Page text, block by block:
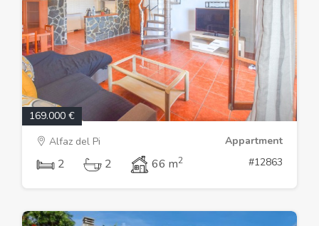
169.000 €
Alfaz del Pi
Appartment
2 2 66 m2 #12863